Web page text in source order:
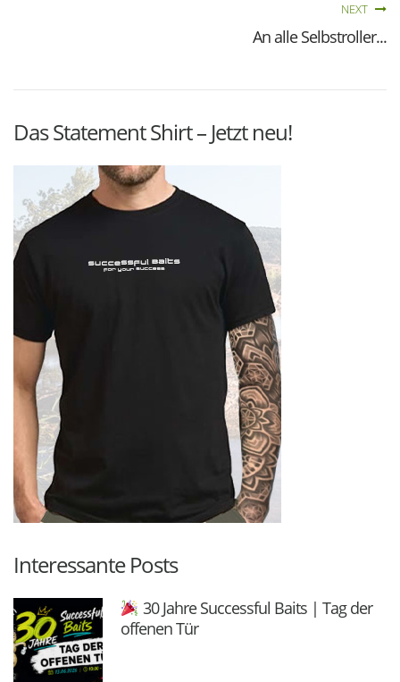
NEXT
An alle Selbstroller...
Das Statement Shirt – Jetzt neu!
Interessante Posts
30 Jahre Successful Baits | Tag der
offenen Tür